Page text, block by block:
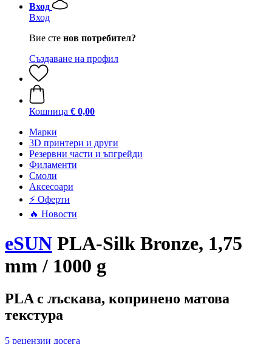
Вход
Вход
Вие сте нов потребител?
Създаване на профил
Кошница € 0,00
Mарки
3D принтери и други
Резервни части и ъпгрейди
Филаменти
Смоли
Аксесоари
⚡ Оферти
🔥 Новости
eSUN PLA-Silk Bronze, 1,75
mm / 1000 g
PLA с лъскава, копринено матова
текстура
5 рецензии досега